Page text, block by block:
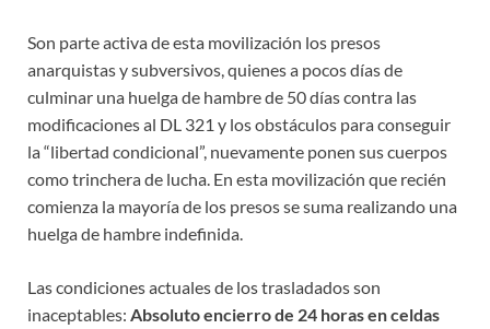
Son parte activa de esta movilización los presos
anarquistas y subversivos, quienes a pocos días de
culminar una huelga de hambre de 50 días contra las
modificaciones al DL 321 y los obstáculos para conseguir
la “libertad condicional”, nuevamente ponen sus cuerpos
como trinchera de lucha. En esta movilización que recién
comienza la mayoría de los presos se suma realizando una
huelga de hambre indefinida.
Las condiciones actuales de los trasladados son
inaceptables: Absoluto encierro de 24 horas en celdas